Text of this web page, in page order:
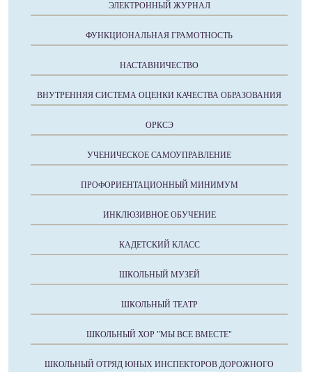
ЭЛЕКТРОННЫЙ ЖУРНАЛ
ФУНКЦИОНАЛЬНАЯ ГРАМОТНОСТЬ
НАСТАВНИЧЕСТВО
ВНУТРЕННЯЯ СИСТЕМА ОЦЕНКИ КАЧЕСТВА ОБРАЗОВАНИЯ
ОРКСЭ
УЧЕНИЧЕСКОЕ САМОУПРАВЛЕНИЕ
ПРОФОРИЕНТАЦИОННЫЙ МИНИМУМ
ИНКЛЮЗИВНОЕ ОБУЧЕНИЕ
КАДЕТСКИЙ КЛАСС
ШКОЛЬНЫЙ МУЗЕЙ
ШКОЛЬНЫЙ ТЕАТР
ШКОЛЬНЫЙ ХОР "МЫ ВСЕ ВМЕСТЕ"
ШКОЛЬНЫЙ ОТРЯД ЮНЫХ ИНСПЕКТОРОВ ДОРОЖНОГО